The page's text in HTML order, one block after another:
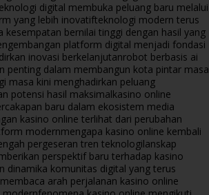
digital membuka peluang baru melalui
yang lebih inovatifteknologi modern terus
kesempatan bernilai tinggi dengan hasil yang
platform digital menjadi fondasi
inovasi berkelanjutanrobot berbasis ai
penting dalam membangun kota pintar masa
masa kini menghadirkan peluang
potensi hasil maksimalkasino online
baru dalam ekosistem media
kasino online terlihat dari perubahan
modernmengapa kasino online kembali
pergeseran tren teknologilanskap
perspektif baru terhadap kasino
dinamika komunitas digital yang terus
membaca arah perjalanan kasino online